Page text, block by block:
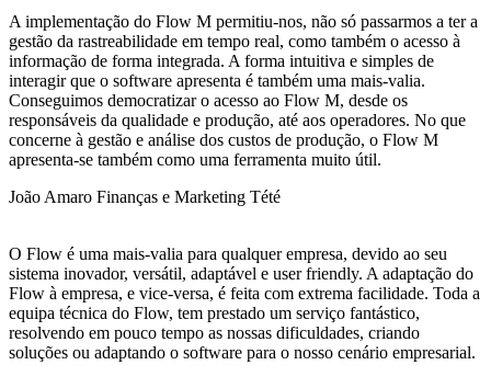
A implementação do Flow M permitiu-nos, não só passarmos a ter a
gestão da rastreabilidade em tempo real, como também o acesso à
informação de forma integrada. A forma intuitiva e simples de
interagir que o software apresenta é também uma mais-valia.
Conseguimos democratizar o acesso ao Flow M, desde os
responsáveis da qualidade e produção, até aos operadores. No que
concerne à gestão e análise dos custos de produção, o Flow M
apresenta-se também como uma ferramenta muito útil.
João Amaro Finanças e Marketing Tété
O Flow é uma mais-valia para qualquer empresa, devido ao seu
sistema inovador, versátil, adaptável e user friendly. A adaptação do
Flow à empresa, e vice-versa, é feita com extrema facilidade. Toda a
equipa técnica do Flow, tem prestado um serviço fantástico,
resolvendo em pouco tempo as nossas dificuldades, criando
soluções ou adaptando o software para o nosso cenário empresarial.